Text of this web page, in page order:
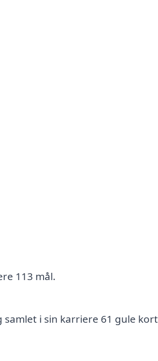
113 mål.
i sin karriere 61 gule kort